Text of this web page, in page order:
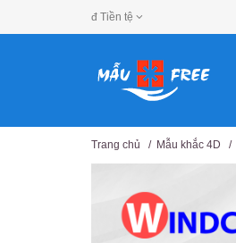
đ Tiền tệ
Trang chủ / Mẫu khắc 4D /